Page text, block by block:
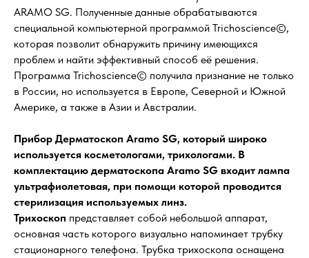
ARAMO SG. Полученные данные обрабатываются
специальной компьютерной программой Trichoscience©,
которая позволит обнаружить причину имеющихся
проблем и найти эффективный способ её решения.
Программа Trichoscience© получила признание не только
в России, но используется в Европе, Северной и Южной
Америке, а также в Азии и Австралии.
Прибор Дерматоскоп Aramo SG, который широко
используется косметологами, трихологами. В
комплектацию дерматоскопа Aramo SG входит лампа
ультрафиолетовая, при помощи которой проводится
стерилизация используемых линз.
Трихоскоп представляет собой небольшой аппарат,
основная часть которого визуально напоминает трубку
стационарного телефона. Трубка трихоскопа оснащена